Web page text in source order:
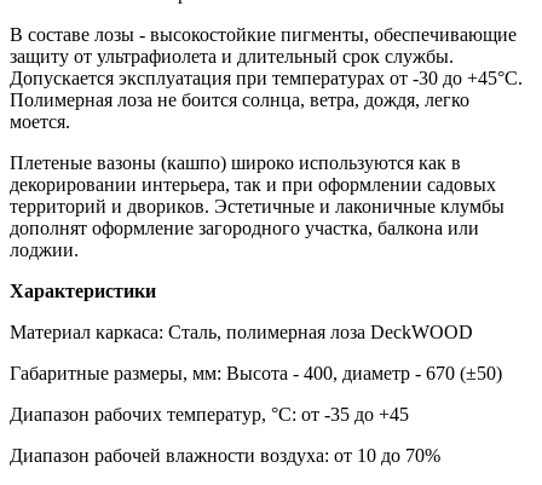
В составе лозы - высокостойкие пигменты, обеспечивающие
защиту от ультрафиолета и длительный срок службы.
Допускается эксплуатация при температурах от -30 до +45°С.
Полимерная лоза не боится солнца, ветра, дождя, легко
моется.
Плетеные вазоны (кашпо) широко используются как в
декорировании интерьера, так и при оформлении садовых
территорий и двориков. Эстетичные и лаконичные клумбы
дополнят оформление загородного участка, балкона или
лоджии.
Характеристики
Материал каркаса: Сталь, полимерная лоза DeckWOOD
Габаритные размеры, мм: Высота - 400, диаметр - 670 (±50)
Диапазон рабочих температур, °С: от -35 до +45
Диапазон рабочей влажности воздуха: от 10 до 70%